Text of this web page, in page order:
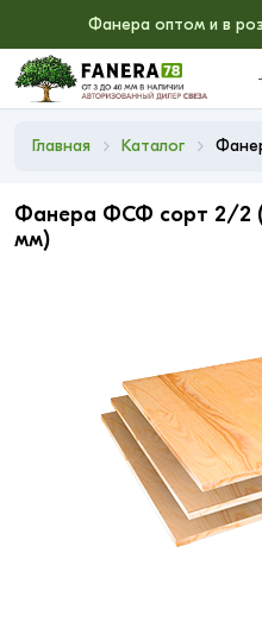
Фанера оптом и в
Главная Каталог
Фанера ФСФ сорт 2/2
мм)